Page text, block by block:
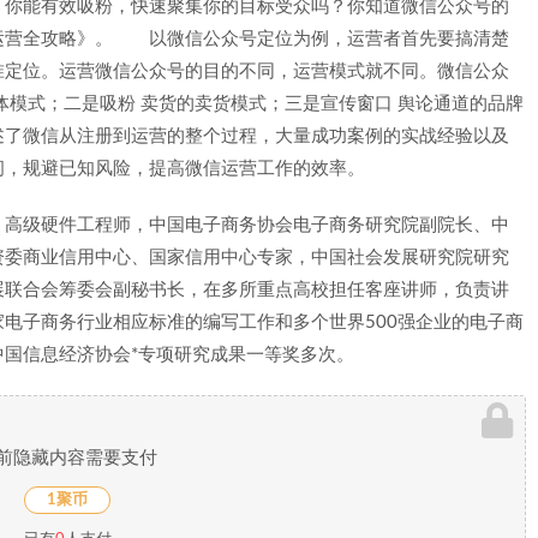
能有效吸粉，快速聚集你的目标受众吗？你知道微信公众号的
营全攻略》。 以微信公众号定位为例，运营者首先要搞清楚
位。运营微信公众号的目的不同，运营模式就不同。微信公众
式；二是吸粉 卖货的卖货模式；三是宣传窗口 舆论通道的品牌
信从注册到运营的整个过程，大量成功案例的实战经验以及
规避已知风险，提高微信运营工作的效率。
级硬件工程师，中国电子商务协会电子商务研究院副院长、中
商业信用中心、国家信用中心专家，中国社会发展研究院研究
合会筹委会副秘书长，在多所重点高校担任客座讲师，负责讲
子商务行业相应标准的编写工作和多个世界500强企业的电子商
信息经济协会*专项研究成果一等奖多次。
隐藏内容需要支付
1聚币